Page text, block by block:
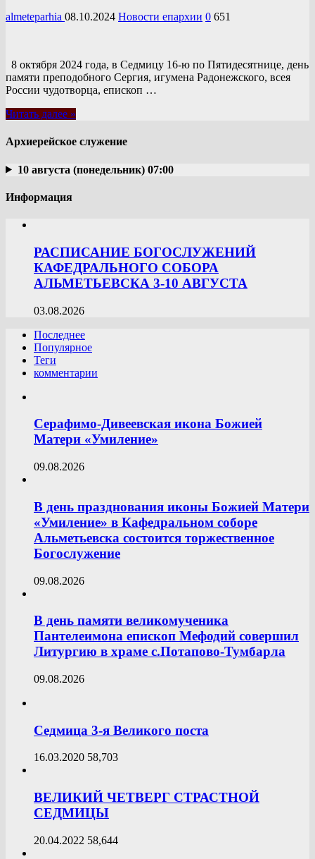
almeteparhia 08.10.2024 Новости епархии 0 651
8 октября 2024 года, в Седмицу 16-ю по Пятидесятнице, день
памяти преподобного Сергия, игумена Радонежского, всея
России чудотворца, епископ …
Читать далее »
Архиерейское служение
10 августа (понедельник) 07:00
Информация
РАСПИСАНИЕ БОГОСЛУЖЕНИЙ
КАФЕДРАЛЬНОГО СОБОРА
АЛЬМЕТЬЕВСКА 3-10 АВГУСТА
03.08.2026
Последнее
Популярное
Теги
комментарии
Серафимо-Дивеевская икона Божией
Матери «Умиление»
09.08.2026
В день празднования иконы Божией Матери
«Умиление» в Кафедральном соборе
Альметьевска состоится торжественное
Богослужение
09.08.2026
В день памяти великомученика
Пантелеимона епископ Мефодий совершил
Литургию в храме с.Потапово-Тумбарла
09.08.2026
Седмица 3-я Великого поста
16.03.2020 58,703
ВЕЛИКИЙ ЧЕТВЕРГ СТРАСТНОЙ
СЕДМИЦЫ
20.04.2022 58,644